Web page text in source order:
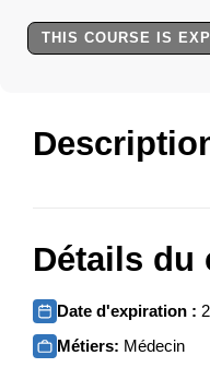
Détails du
Date d'expiration :
Métiers: Médecin
THIS COURSE IS